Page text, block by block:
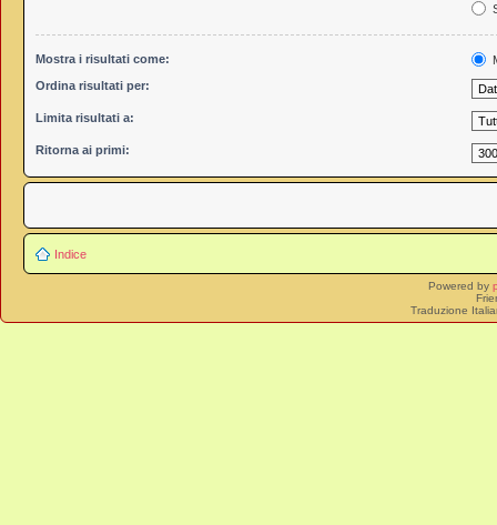
Mostra i risultati come:
Ordina risultati per:
Limita risultati a:
Ritorna ai primi:
Indice
Powered by
Traduzione